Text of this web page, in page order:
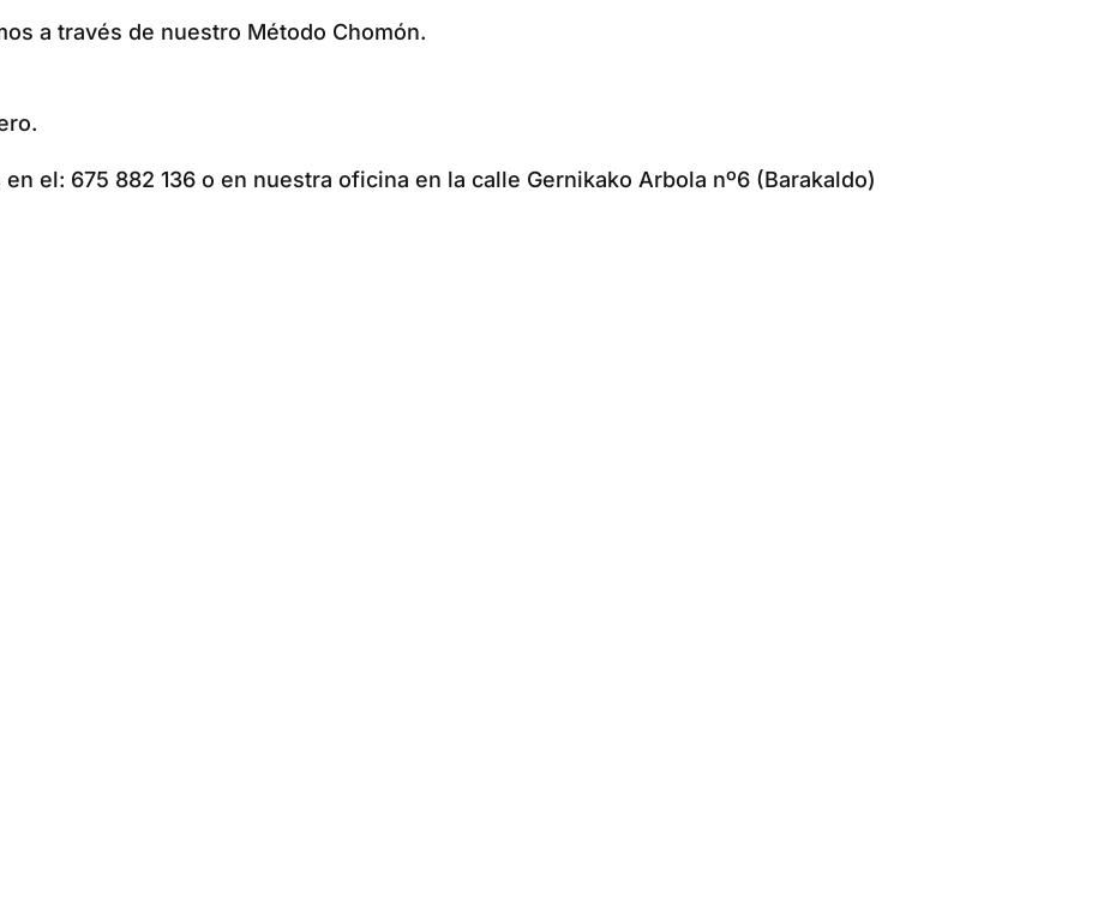
a través de nuestro Método Chomón.
el: 675 882 136 o en nuestra oficina en la calle Gernikako Arbola nº6 (Barakaldo)